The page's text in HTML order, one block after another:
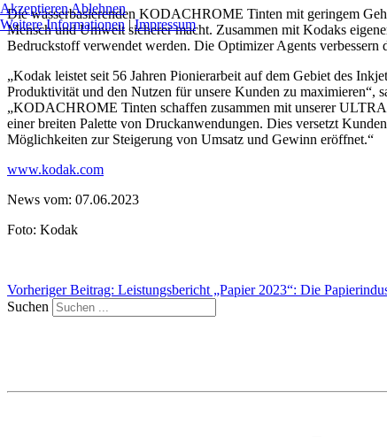
Die wasserbasierenden KODACHROME Tinten mit geringem
Mensch und Umwelt sicherer macht. Zusammen mit Kodaks
Bedruckstoff verwendet werden. Die Optimizer Agents
„Kodak leistet seit 56 Jahren Pionierarbeit auf dem Gebiet des
Produktivität und den Nutzen für unsere Kunden zu
„KODACHROME Tinten schaffen zusammen mit unserer
einer breiten Palette von Druckanwendungen. Dies versetzt
Möglichkeiten zur Steigerung von Umsatz und Gewinn eröffnet.“
www.kodak.com
News vom: 07.06.2023
Foto: Kodak
Vorheriger Beitrag: Leistungsbericht „Papier 2023“: Die
Suchen
AkzeptierenAblehnen
Weitere Informationen |Impressum